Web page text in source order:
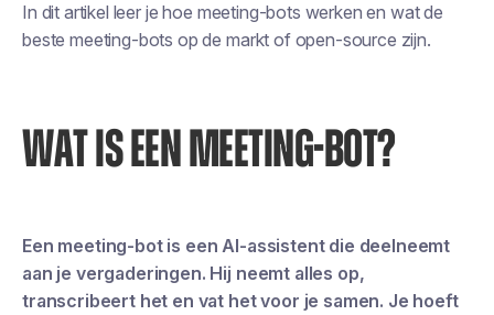
In dit artikel leer je hoe meeting-bots werken en wat de
beste meeting-bots op de markt of open-source zijn.
WAT IS EEN MEETING-BOT?
Een meeting-bot is een AI-assistent die deelneemt
aan je vergaderingen. Hij neemt alles op,
transcribeert het en vat het voor je samen. Je hoeft